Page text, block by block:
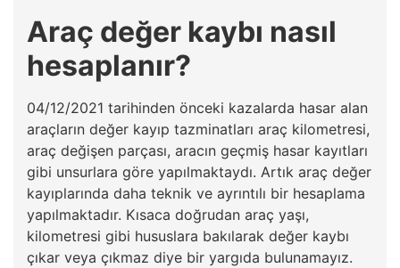
Araç değer kaybı nasıl
hesaplanır?
04/12/2021 tarihinden önceki kazalarda hasar alan
araçların değer kayıp tazminatları araç kilometresi,
araç değişen parçası, aracın geçmiş hasar kayıtları
gibi unsurlara göre yapılmaktaydı. Artık araç değer
kayıplarında daha teknik ve ayrıntılı bir hesaplama
yapılmaktadır. Kısaca doğrudan araç yaşı,
kilometresi gibi hususlara bakılarak değer kaybı
çıkar veya çıkmaz diye bir yargıda bulunamayız.